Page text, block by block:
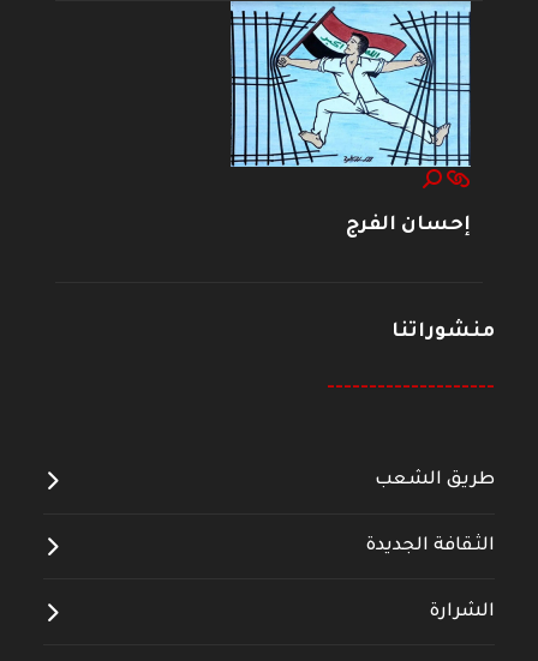
إحسان الفرج
منشوراتنا
--------------------
طريق الشعب
الثقافة الجديدة
الشرارة